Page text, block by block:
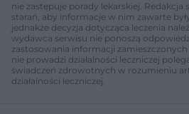
nie zastępuje porady lekarskiej. Redakcja
starań, aby informacje w nim zawarte
jednakże decyzja dotycząca leczenia
wydawca serwisu nie ponoszą
zastosowania informacji
nie prowadzi działalności leczniczej
świadczeń zdrowotnych w rozumieniu
działalności leczniczej.